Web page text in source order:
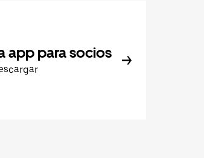
app para socios